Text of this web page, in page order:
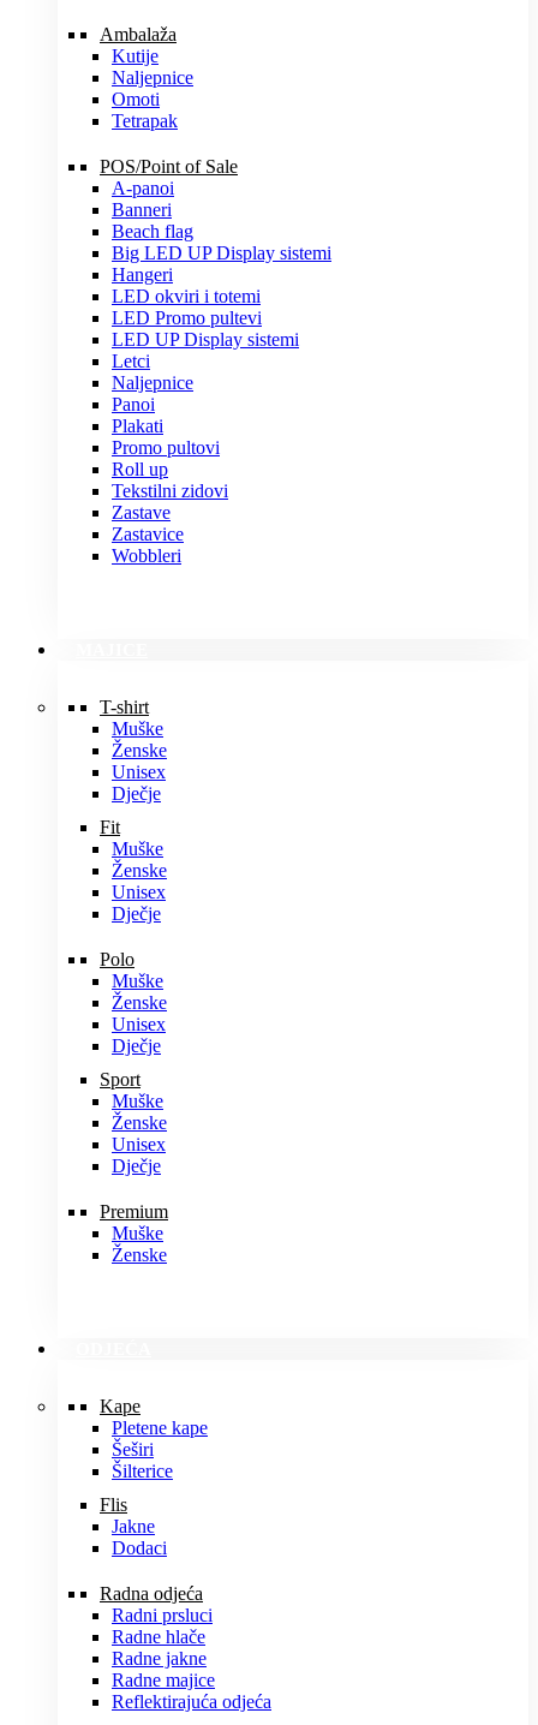
Ambalaža
Kutije
Naljepnice
Omoti
Tetrapak
POS/Point of Sale
A-panoi
Banneri
Beach flag
Big LED UP Display sistemi
Hangeri
LED okviri i totemi
LED Promo pultevi
LED UP Display sistemi
Letci
Naljepnice
Panoi
Plakati
Promo pultovi
Roll up
Tekstilni zidovi
Zastave
Zastavice
Wobbleri
T-shirt
Muške
Ženske
Unisex
Dječje
Fit
Muške
Ženske
Unisex
Dječje
Polo
Muške
Ženske
Unisex
Dječje
Sport
Muške
Ženske
Unisex
Dječje
Premium
Muške
Ženske
Kape
Pletene kape
Šeširi
Šilterice
Flis
Jakne
Dodaci
Radna odjeća
Radni prsluci
Radne hlače
Radne jakne
Radne majice
Reflektirajuća odjeća